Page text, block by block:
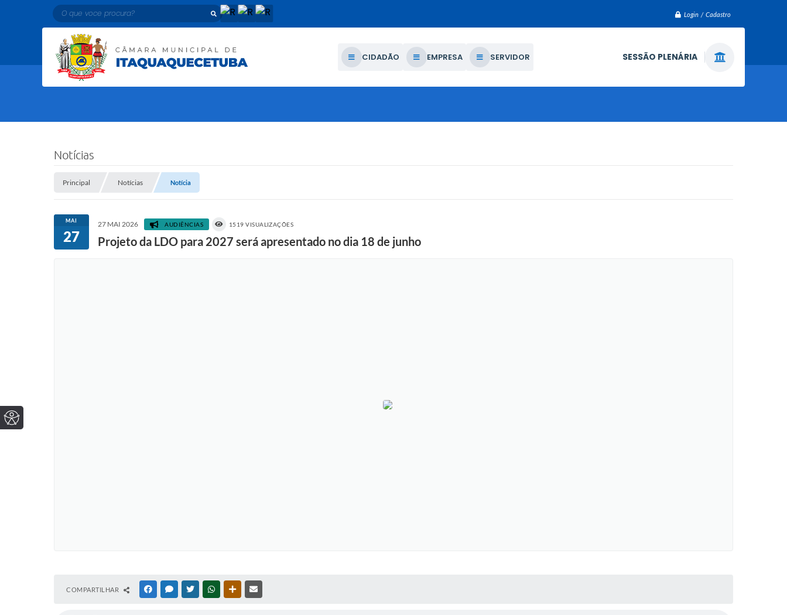
Login / Cadastro
O que voce procura?
CIDADÃO EMPRESA SERVIDOR SESSÃO PLENÁRIA
Notícias
Principal Notícias Notícia
MAI
27
27 MAI 2026 AUDIÊNCIAS 1519 VISUALIZAÇÕES
Projeto da LDO para 2027 será apresentado no dia 18 de junho
COMPARTILHAR FACEBOOKMESSENGER
TWITTERWHATSAPPOUTRAS MÍDIAS